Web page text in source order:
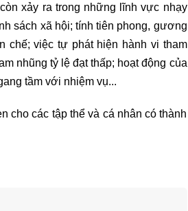
xảy ra trong những lĩnh vực nhạy
sách xã hội; tính tiên phong, gương
chế; việc tự phát hiện hành vi tham
nhũng tỷ lệ đạt thấp; hoạt động của
tầm với nhiệm vụ...
cho các tập thể và cá nhân có thành